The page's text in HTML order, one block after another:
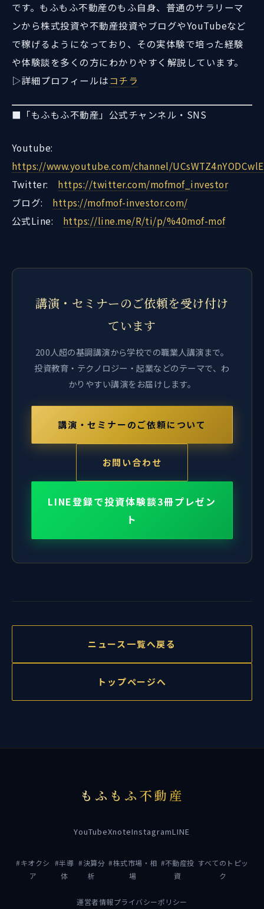
です。もふもふ不動産のもふ自身、普通のサラリーマ
ンから株式投資や不動産投資やブログやYouTubeなど
で稼げるようになっており、その実体験で培った経験
や体験談を多くの方にわかりやすく解説しています。
▷詳細プロフィールはコチラ
■「もふもふ不動産」公式チャンネル・SNS
Youtube:
https://www.youtube.com/channel/
Twitter: https://twitter.com/mofmof_investor
ブログ: https://mofmof-investor.com/
公式Line: https://line.me/R/ti/p/%40mof-mof
講演・セミナーのご依頼を受け付け
ています
200人超の基調講演から学校での職業人講演まで。
投資教育・テクノロジー・起業などのテーマで、わ
かりやすい講演をお届けします。
講演・セミナーのご依頼について
お問い合わせ
LINE登録で投資体験談3冊プレゼン
ト
ニュース一覧へ戻る
トップページへ
もふもふ不動産
YouTubeXnoteInstagramLINE
#キオクシ
ア
#半導
体
#決算分
析
#株式市場・相
場
#不動産投
資
すべてのトピッ
ク
運営者情報プライバシーポリシー